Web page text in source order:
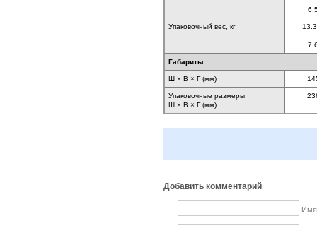
Упаковочный вес, кг
Габариты
Ш × В × Г (мм)
Упаковочные размеры
Ш × В × Г (мм)
Добавить комментарий
Имя